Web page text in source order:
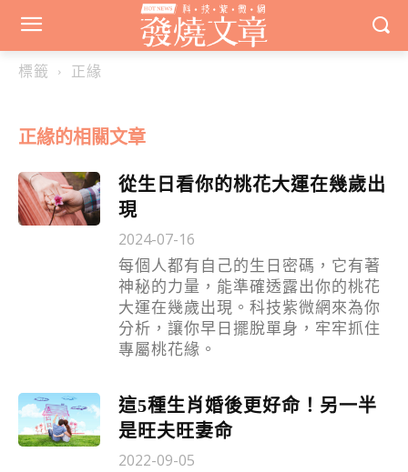
標籤 正緣
正緣的相關文章
從生日看你的桃花大運在幾歲出
現
2024-07-16
每個人都有自己的生日密碼，它有著
神秘的力量，能準確透露出你的桃花
大運在幾歲出現。科技紫微網來為你
分析，讓你早日擺脫單身，牢牢抓住
專屬桃花緣。
這5種生肖婚後更好命！另一半
是旺夫旺妻命
2022-09-05